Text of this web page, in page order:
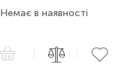
Немає в наявності